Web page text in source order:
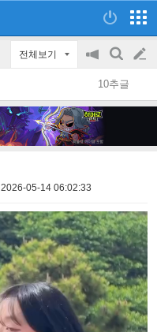
전체보기
공
지
on/off
검
색
글
쓰
10추글
2026-05-14 06:02:33